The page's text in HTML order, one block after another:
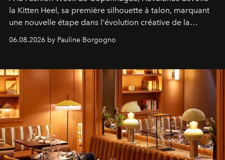
la Kitten Heel, sa première silhouette à talon, marquant
une nouvelle étape dans l'évolution créative de la
06.08.2026 by Pauline Borgogno